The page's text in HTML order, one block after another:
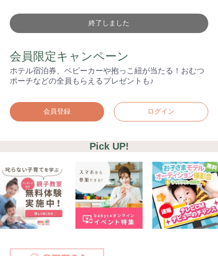
終了しました
会員限定キャンペーン
ホテル宿泊券、ベビーカーや抱っこ紐が当たる！おむつ
ポーチなどの全員もらえるプレゼントも♪
会員登録 ログイン
Pick UP!